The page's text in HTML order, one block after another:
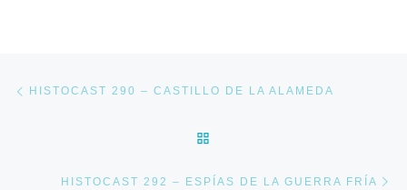
Navegación de entradas
HISTOCAST 290 – CASTILLO DE LA ALAMEDA
HISTOCAST 292 – ESPÍAS DE LA GUERRA FRÍA